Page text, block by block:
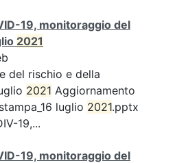
19, monitoraggio del
2021
del rischio e della
2021 Aggiornamento
luglio 2021.pptx
19,...
19, monitoraggio del